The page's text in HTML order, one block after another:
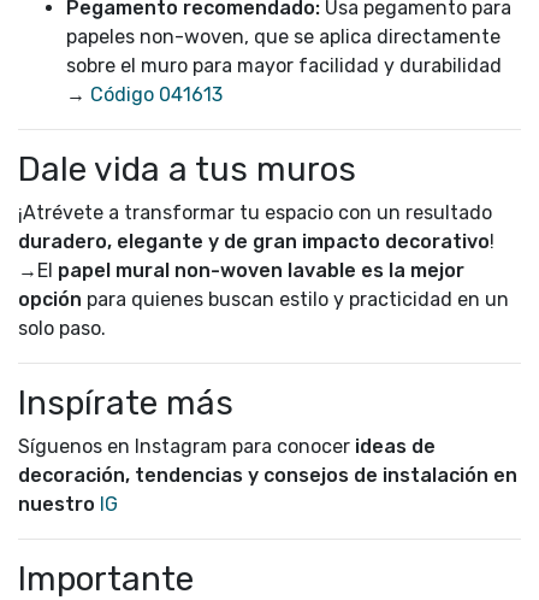
Pegamento recomendado: Usa pegamento para
papeles non-woven, que se aplica directamente
sobre el muro para mayor facilidad y durabilidad
→ Código 041613
Dale vida a tus muros
¡Atrévete a transformar tu espacio con un resultado
duradero, elegante y de gran impacto decorativo!
→El papel mural non-woven lavable es la mejor
opción para quienes buscan estilo y practicidad en un
solo paso.
Inspírate más
Síguenos en Instagram para conocer ideas de
decoración, tendencias y consejos de instalación en
nuestro IG
Importante